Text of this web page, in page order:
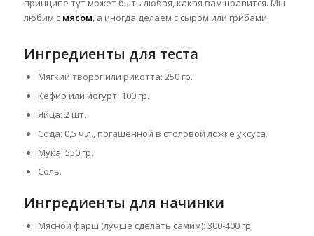
принципе тут может быть любая, какая вам нравится. Мы
любим с мясом, а иногда делаем с сыром или грибами.
Ингредиенты для теста
Мягкий творог или рикотта: 250 гр.
Кефир или йогурт: 100 гр.
Яйца: 2 шт.
Сода: 0,5 ч.л., погашенной в столовой ложке уксуса.
Мука: 550 гр.
Соль.
Ингредиенты для начинки
Мясной фарш (лучше сделать самим): 300-400 гр.